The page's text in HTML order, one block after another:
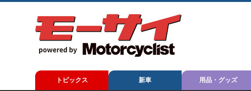
トピックス 新車 用品・グッズ